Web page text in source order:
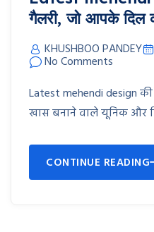
गैलरी, जो आपके दिल
KHUSHBOO PANDEY
No Comments
Latest mehendi design
खास बनाने वाले यूनिक और
CONTINUE READING